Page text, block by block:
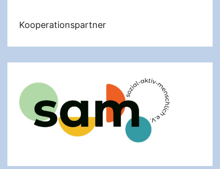
Kooperationspartner